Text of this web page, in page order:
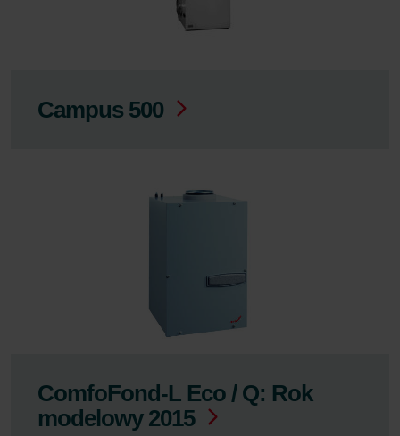
Campus 500
ComfoFond-L Eco / Q: Rok
modelowy 2015